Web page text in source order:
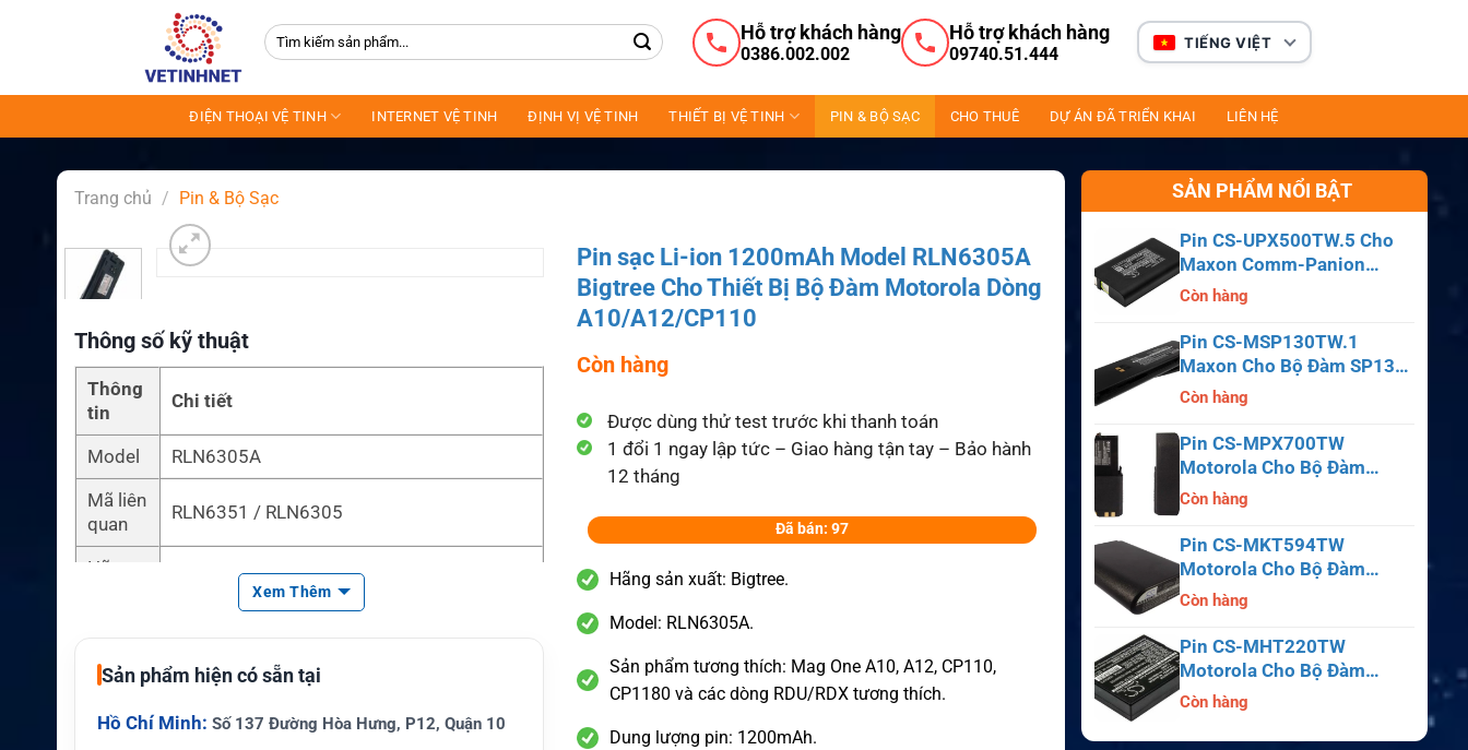
Tìm
kiếm:
Hỗ trợ khách hàng
0386.002.002
Hỗ trợ khách hàng
09740.51.444
TIẾNG VIỆT
ĐIỆN THOẠI VỆ TINH INTERNET VỆ TINH ĐỊNH VỊ VỆ TINH THIẾT BỊ VỆ TINH PIN & BỘ SẠC CHO THUÊ DỰ ÁN ĐÃ TRIỂN KHAI LIÊN HỆ
Trang chủ / Pin & Bộ Sạc
Thông số kỹ thuật
Thông
tin
Chi tiết
Model
RLN6305A
Mã liên
quan
RLN6351 / RLN6305
Hãng s
ghệ pin
Pin sạc Li-ion
Xem Thêm
Sản phẩm hiện có sẵn tại
Hồ Chí Minh: Số 137 Đường Hòa Hưng, P12, Quận 10
Pin sạc Li-ion 1200mAh Model RLN6305A
Bigtree Cho Thiết Bị Bộ Đàm Motorola Dòng
A10/A12/CP110
Còn hàng
Được dùng thử test trước khi thanh toán
1 đổi 1 ngay lập tức – Giao hàng tận tay – Bảo hành
12 tháng
Đã bán: 97
Hãng sản xuất: Bigtree.
Model: RLN6305A.
Sản phẩm tương thích: Mag One A10, A12, CP110,
CP1180 và các dòng RDU/RDX tương thích.
Dung lượng pin: 1200mAh.
SẢN PHẨM NỔI BẬT
Pin CS-UPX500TW.5 Cho
Maxon Comm-Panion
CP0150, CP0511, CP0515
Còn hàng
Pin CS-MSP130TW.1
Maxon Cho Bộ Đàm SP130,
SP140, SP150, SL55
Còn hàng
Pin CS-MPX700TW
Motorola Cho Bộ Đàm
APX6000, APX7000,
APX8000, SRX2200
Còn hàng
Pin CS-MKT594TW
Motorola Cho Bộ Đàm
Astro Saber, MX1000,
Còn hàng
Pin CS-MHT220TW
Motorola Cho Bộ Đàm
MT700, HT210, HT220,
Còn hàng